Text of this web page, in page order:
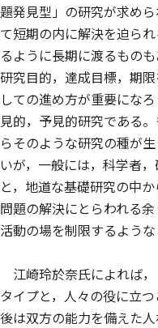
題発見型」の研究が求め
て短期の内に解決を迫ら
るように長期に渡るもの
研究目的，達成目標，期
しての進め方が重要にな
見的，予見的研究である
らそのような研究の種が
いが，一般には，科学者
と，地道な基礎研究の中
問題の解決にとらわれる
活動の場を制限するよう
江崎玲於奈氏によれば
タイプと，人々の役に立
後は双方の能力を備えた